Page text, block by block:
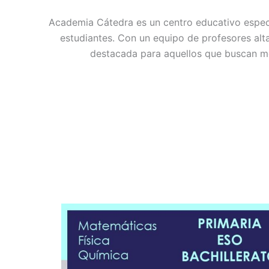
Academia Cátedra es un centro educativo
estudiantes. Con un equipo de profesores
destacada para aquellos que buscan